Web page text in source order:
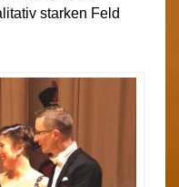
starken Feld